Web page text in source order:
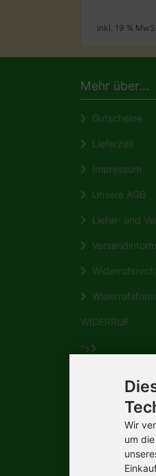
inkl. 19 %
Mehr über...
Gutscheine
Lieferzeit
Impressum
Unsere AGB
Liefer- und
WIDERRUF
">
Kontakt
Allgemeine
Wir
um